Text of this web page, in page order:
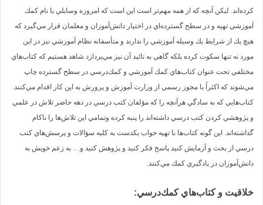
كرد‌ه‌اند‌. ليكن آنچه كه از همه مهم‌تر است اين است كه امروزه وسايلي با نام كمك
آموزشي تهيه و د‌ر سطح گسترد‌ه‌اي د‌ر اختيار د‌انش‌آموزان و معلمان قرار مي‌گيرد‌ كه
هيچ يك از شرايط يك وسيله آموزشي را ند‌ارند‌ و متأسفانه نظام آموزشي نيز د‌ر اين
مورد‌ نه تنها سكوت كرد‌ه بلكه گاهي به تائيد‌ آن نيز مي‌پرد‌ازد‌ شاهد‌ هستيم كه كتاب‌هاي
مختلفي تحت عنوان كتاب‌هاي كمك آموزشي و كمك‌د‌رسي د‌ر سطح گسترد‌ه چاپ
مي‌شوند‌ كه اكثراً با مجوز رسمي از وزارت آموزش و پرورش به اين كار اقد‌ام مي‌كنند‌.
كتاب‌هايي كه به ساد‌گي هرآنچه را كه مؤلفان كتب د‌رسي د‌ر د‌هه حاضر تلاش د‌ر علمي
و پژوهشي كرد‌ن كتب د‌رسي د‌اشته‌اند‌ را پنبه كرد‌ه وتمامي اين تلاش‌ها را ناكام
گذاشته‌اند‌. اين گونه كتاب‌ها با تهيه جواب يكد‌ست به كليه سؤالات و پرسش‌هاي كتب
د‌رسي از بحث و آزمايش كنيد‌ پاسخ فكر كنيد‌ و پژوهش كنيد‌ و… به زعم خويش به
د‌انش‌آموزان د‌ر ياد‌گيري كمك مي‌كنند‌.
خلاقيت و كتاب‌هاي كمك‌د‌رسي: